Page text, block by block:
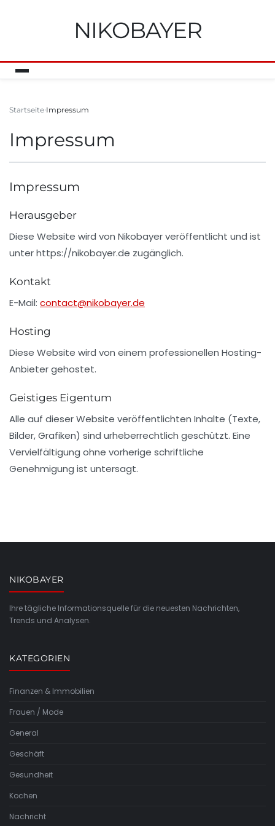
NIKOBAYER
Startseite Impressum
Impressum
Impressum
Herausgeber
Diese Website wird von Nikobayerveröffentlicht und ist
unterhttps://nikobayer.de zugänglich.
Kontakt
E-Mail: contact@nikobayer.de
Hosting
Diese Website wird von einem professionellen Hosting-
Anbieter gehostet.
Geistiges Eigentum
Alle auf dieser Website veröffentlichten Inhalte (Texte,
Bilder, Grafiken) sind urheberrechtlich geschützt. Eine
Vervielfältigung ohne vorherige schriftliche
Genehmigung ist untersagt.
NIKOBAYER
Ihre tägliche Informationsquelle für die neuesten Nachrichten,
Trends und Analysen.
KATEGORIEN
Finanzen & Immobilien
Frauen / Mode
General
Geschäft
Gesundheit
Kochen
Nachricht